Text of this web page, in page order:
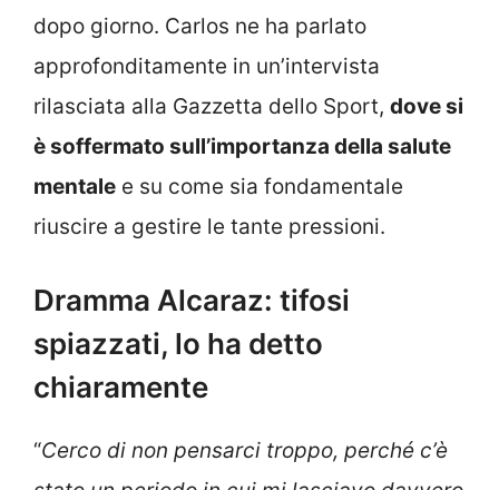
dopo giorno. Carlos ne ha parlato
approfonditamente in un’intervista
rilasciata alla Gazzetta dello Sport, dove si
è soffermato sull’importanza della salute
mentale e su come sia fondamentale
riuscire a gestire le tante pressioni.
Dramma Alcaraz: tifosi
spiazzati, lo ha detto
chiaramente
“Cerco di non pensarci troppo, perché c’è